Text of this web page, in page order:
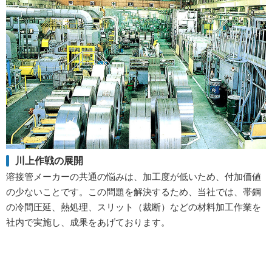
川上作戦の展開
溶接管メーカーの共通の悩みは、加工度が低いため、付加価値
の少ないことです。この問題を解決するため、当社では、帯鋼
の冷間圧延、熱処理、スリット（裁断）などの材料加工作業を
社内で実施し、成果をあげております。